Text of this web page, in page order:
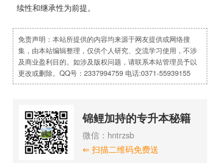
续性和继承性为前提。
免责声明：本站所提供的内容均来源于网友提供或网络搜
集，由本站编辑整理，仅供个人研究、交流学习使用，不涉
及商业盈利目的。如涉及版权问题，请联系本站管理员予以
更改或删除。QQ号：2337994759 电话:0371-55939155
锦鲤加持的专升本秘籍
微信：hntrzsb
⇐ 扫描二维码免费送